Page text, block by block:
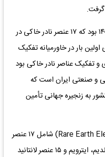
پس از گذشت چند سال، در سال ۱۴۰۳ بود که ۱۷ عنصر نادر خاکی در
بار در خاورمیانه تفکیک
تفکیک عناصر نادر خاکی بود
و صنعتی ایران است که
به زنجیره جهانی تأمین
عناصر نادر خاکی (Rare Earth Elements - REEs) شامل ۱۷ عنصر
شیمیایی فلزی است که شامل اسکاندیم، ایترویم و ۱۵ عنصر لانتانید